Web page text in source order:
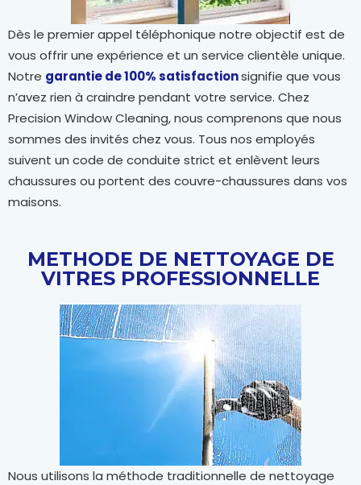
Dès le premier appel téléphonique notre objectif est de
vous offrir une expérience et un service clientèle unique.
Notre garantie de 100% satisfactionsignifie que vous
n’avez rien à craindre pendant votre service. Chez
Precision Window Cleaning, nous comprenons que nous
sommes des invités chez vous. Tous nos employés
suivent un code de conduite strict et enlèvent leurs
chaussures ou portent des couvre-chaussures dans vos
maisons.
METHODE DE NETTOYAGE DE
VITRES PROFESSIONNELLE
Nous utilisons la méthode traditionnelle de nettoyage